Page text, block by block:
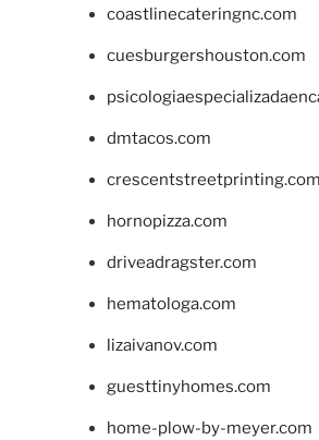
coastlinecateringnc.com
cuesburgershouston.com
dmtacos.com
crescentstreetprinting.com
hornopizza.com
driveadragster.com
hematologa.com
lizaivanov.com
guesttinyhomes.com
home-plow-by-meyer.com